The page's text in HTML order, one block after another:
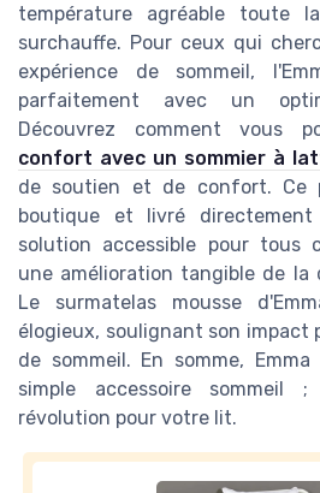
température agréable toute
surchauffe. Pour ceux qui
expérience de sommeil,
parfaitement avec un
Découvrez comment vous
confort avec un sommier à
de soutien et de confort. Ce
boutique et livré
solution accessible pour tous
une amélioration tangible de la
Le surmatelas mousse
élogieux, soulignant son impact
de sommeil. En somme,
simple accessoire sommeil
révolution pour votre lit.